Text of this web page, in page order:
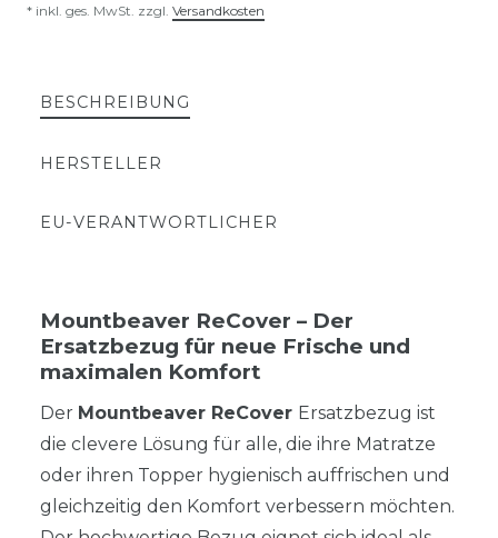
* inkl. ges. MwSt. zzgl. Versandkosten
BESCHREIBUNG
HERSTELLER
EU-VERANTWORTLICHER
Mountbeaver ReCover – Der
Ersatzbezug für neue Frische und
maximalen Komfort
Der Mountbeaver ReCover Ersatzbezug ist
die clevere Lösung für alle, die ihre Matratze
oder ihren Topper hygienisch auffrischen und
gleichzeitig den Komfort verbessern möchten.